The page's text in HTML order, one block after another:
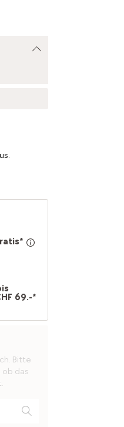
69.-*
Bitte
ob das